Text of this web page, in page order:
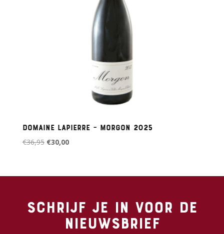
Domaine Lapierre – Morgon 2025
€36,95 Oorspronkelijke
€36,95.
€30,00Huidige
€30,00.
Schrijf je in voor de
nieuwsbrief